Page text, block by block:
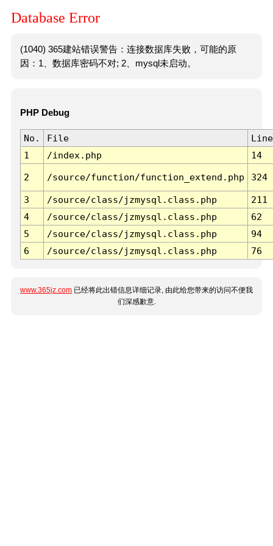
Database Error
(1040) 365建站错误警告：连接数据库失败，可能的原
因：1、数据库密码不对; 2、mysql未启动。
PHP Debug
No. File
Line
1
/index.php 14
2 /source/function/function_extend.php 324
3 /source/class/jzmysql.class.php
211
4
/source/class/jzmysql.class.php
62
5
/source/class/jzmysql.class.php
94
6
/source/class/jzmysql.class.php 76
www.365jz.com 已经将此出错信息详细记录, 由此给您带来的访问不便我
们深感歉意.